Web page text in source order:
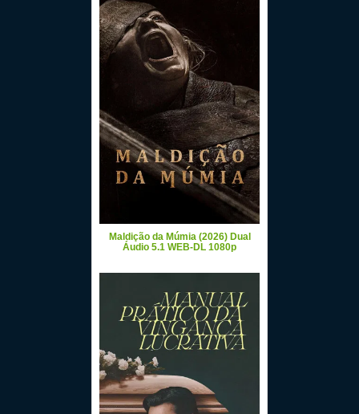
Maldição da Múmia (2026) Dual
Áudio 5.1 WEB-DL 1080p